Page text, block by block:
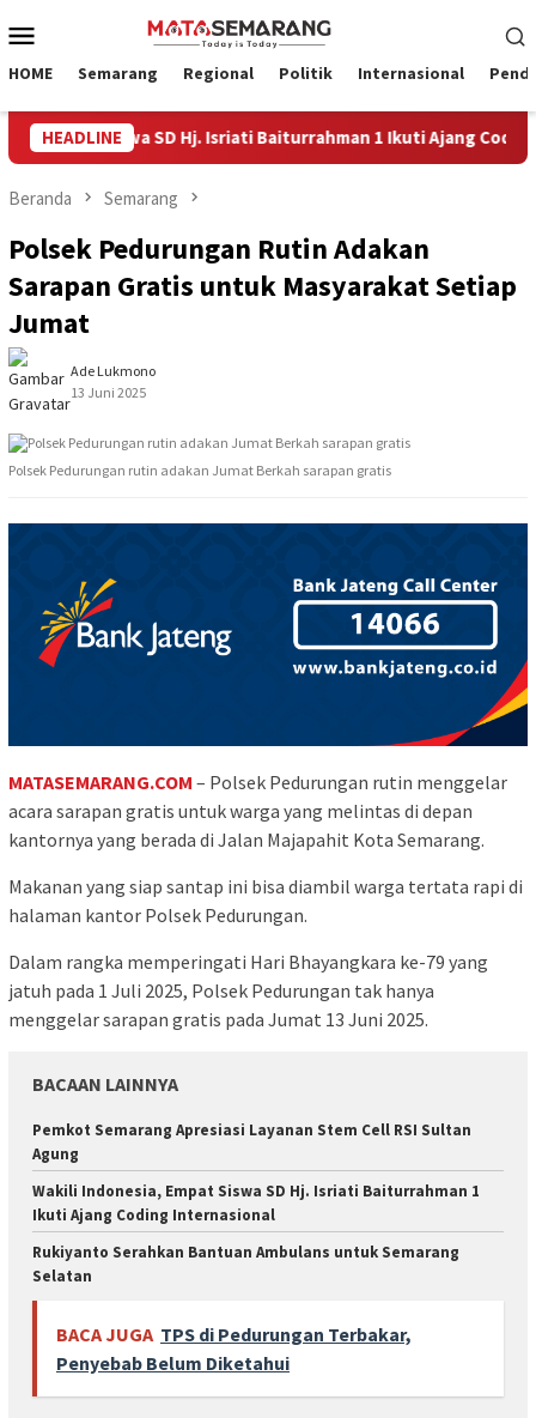
ke
Mobile
HOME Semarang Regional Politik Internasional
HEADLINE
Siswa SD Hj. Isriati Baiturrahman 1 Ikuti Ajang Coding
Beranda Semarang
Polsek Pedurungan Rutin Adakan
Sarapan Gratis untuk Masyarakat Setiap
Jumat
Ade Lukmono
13 Juni 2025
Polsek Pedurungan rutin adakan Jumat Berkah sarapan gratis
MATASEMARANG.COM – Polsek Pedurungan rutin menggelar
acara sarapan gratis untuk warga yang melintas di depan
kantornya yang berada di Jalan Majapahit Kota Semarang.
Makanan yang siap santap ini bisa diambil warga tertata rapi di
halaman kantor Polsek Pedurungan.
Dalam rangka memperingati Hari Bhayangkara ke-79 yang
jatuh pada 1 Juli 2025, Polsek Pedurungan tak hanya
menggelar sarapan gratis pada Jumat 13 Juni 2025.
BACAAN LAINNYA
Pemkot Semarang Apresiasi Layanan Stem Cell RSI Sultan
Agung
Wakili Indonesia, Empat Siswa SD Hj. Isriati Baiturrahman 1
Ikuti Ajang Coding Internasional
Rukiyanto Serahkan Bantuan Ambulans untuk Semarang
Selatan
BACA JUGA TPS di Pedurungan Terbakar,
Penyebab Belum Diketahui